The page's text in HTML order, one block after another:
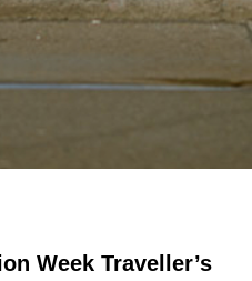
Week Traveller’s